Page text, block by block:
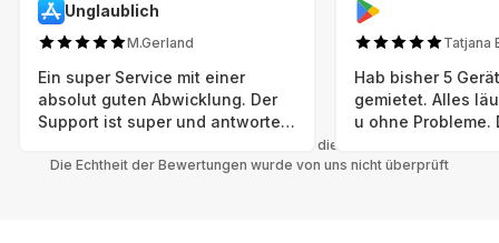
Unglaublich
M.Gerland
Ein super Service mit einer
absolut guten Abwicklung. Der
Support ist super und antworte
Tatjana
Hab bisher 5
gemietet. Alles
u ohne Probleme.
einwandfreien
Alle Bewertungen beziehen sich auf die Grover App.
Die Echtheit der Bewertungen wurde von uns nicht überprüft